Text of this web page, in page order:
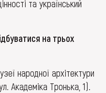
та український
на трьох
народної архітектури
Академіка Тронька, 1).